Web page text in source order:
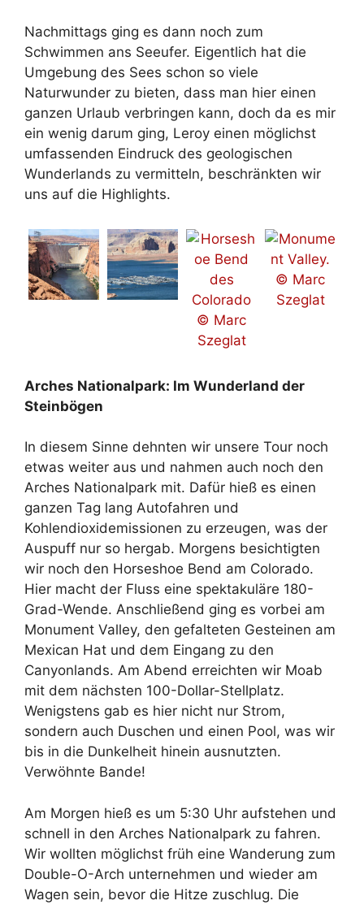
Nachmittags ging es dann noch zum
Schwimmen ans Seeufer. Eigentlich hat die
Umgebung des Sees schon so viele
Naturwunder zu bieten, dass man hier einen
ganzen Urlaub verbringen kann, doch da es mir
ein wenig darum ging, Leroy einen möglichst
umfassenden Eindruck des geologischen
Wunderlands zu vermitteln, beschränkten wir
uns auf die Highlights.
Arches Nationalpark: Im Wunderland der
Steinbögen
In diesem Sinne dehnten wir unsere Tour noch
etwas weiter aus und nahmen auch noch den
Arches Nationalpark mit. Dafür hieß es einen
ganzen Tag lang Autofahren und
Kohlendioxidemissionen zu erzeugen, was der
Auspuff nur so hergab. Morgens besichtigten
wir noch den Horseshoe Bend am Colorado.
Hier macht der Fluss eine spektakuläre 180-
Grad-Wende. Anschließend ging es vorbei am
Monument Valley, den gefalteten Gesteinen am
Mexican Hat und dem Eingang zu den
Canyonlands. Am Abend erreichten wir Moab
mit dem nächsten 100-Dollar-Stellplatz.
Wenigstens gab es hier nicht nur Strom,
sondern auch Duschen und einen Pool, was wir
bis in die Dunkelheit hinein ausnutzten.
Verwöhnte Bande!
Am Morgen hieß es um 5:30 Uhr aufstehen und
schnell in den Arches Nationalpark zu fahren.
Wir wollten möglichst früh eine Wanderung zum
Double-O-Arch unternehmen und wieder am
Wagen sein, bevor die Hitze zuschlug. Die